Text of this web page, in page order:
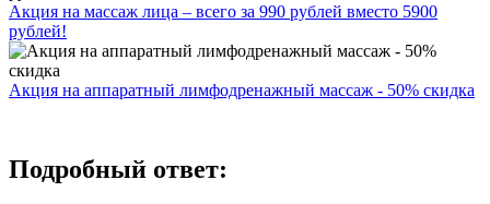
Акция на массаж лица – всего за 990 рублей вместо 5900
рублей!
Акция на аппаратный лимфодренажный массаж - 50% скидка
Подробный ответ: